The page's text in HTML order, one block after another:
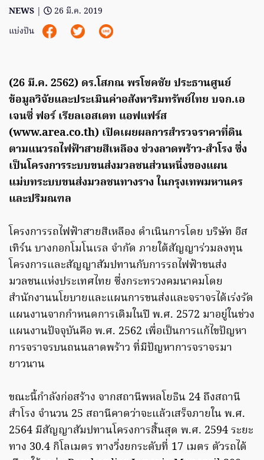
NEWS |
26 มี.ค. 2019
แบ่งปัน
(26 มี.ค. 2562) ดร.โสภณ พรโชคชัย ประธานศูนย์
ข้อมูลวิจัยและประเมินค่าอสังหาริมทรัพย์ไทย บจก.เอ
เจนซี่ ฟอร์ เรียลเอสเตท แอฟแฟร์ส
(www.area.co.th) เปิดเผยผลการสำรวจราคาที่ดิน
ตามแนวรถไฟฟ้าสายสีเหลือง ช่วงลาดพร้าว-สำโรง ซึ่ง
เป็นโครงการระบบขนส่งมวลชนส่วนหนึ่งของแผน
แม่บทระบบขนส่งมวลชนทางราง ในกรุงเทพมหานคร
และปริมณฑล
โครงการรถไฟฟ้าสายสีเหลือง ดำเนินการโดย บริษัท อีส
เทิร์น บางกอกโมโนเรล จำกัด ภายใต้สัญญาร่วมลงทุน
โครงการและสัญญาสัมปทานกับการรถไฟฟ้าขนส่ง
มวลชนแห่งประเทศไทย ซึ่งกระทรวงคมนาคมโดย
สำนักงานนโยบายและแผนการขนส่งและจราจรได้เร่งรัด
แผนงานจากกำหนดการเดิมในปี พ.ศ. 2572 มาอยู่ในช่วง
แผนงานปัจจุบันคือ พ.ศ. 2562 เพื่อเป็นการแก้ไขปัญหา
การจราจรบนถนนลาดพร้าว ที่มีปัญหาการจราจรมา
ยาวนาน
ขณะนี้กำลังก่อสร้าง จากสถานีพหลโยธิน 24 ถึงสถานี
สำโรง จำนวน 25 สถานีคาดว่าจะแล้วเสร็จภายใน พ.ศ.
2564 มีสัญญาสัมปทานโครงการสิ้นสุด พ.ศ. 2594 ระยะ
ทาง 30.4 กิโลเมตร ทางวิ่งยกระดับที่ 17 เมตร ตัวรถได้